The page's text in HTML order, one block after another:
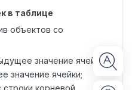
в таблице
объектов со
значение ячейки;
значение ячейки;
корневой